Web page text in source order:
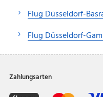
Flug Düsseldorf-
Flug Düsseldorf-